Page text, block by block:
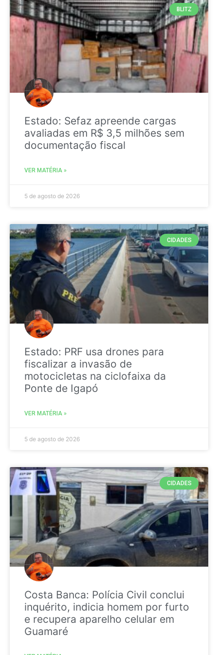
BLITZ
Estado: Sefaz apreende cargas
avaliadas em R$ 3,5 milhões sem
documentação fiscal
VER MATÉRIA »
5 de agosto de 2026
CIDADES
Estado: PRF usa drones para
fiscalizar a invasão de
motocicletas na ciclofaixa da
Ponte de Igapó
VER MATÉRIA »
5 de agosto de 2026
CIDADES
Costa Banca: Polícia Civil conclui
inquérito, indicia homem por furto
e recupera aparelho celular em
Guamaré